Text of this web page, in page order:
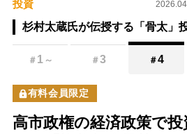
投資
杉村太蔵氏が伝授する「骨太」
＃ 1 ～ ＃3 ＃4
有料会員限定
高市政権の経済政策で